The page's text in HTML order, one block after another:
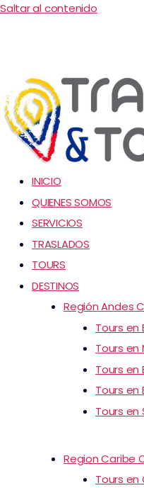
Saltar al contenido
INICIO
QUIENES SOMOS
SERVICIOS
TRASLADOS
TOURS
DESTINOS
Región Andes
Tours
Tours en
Tours en
Tours en
Tours
Region Caribe
Tours